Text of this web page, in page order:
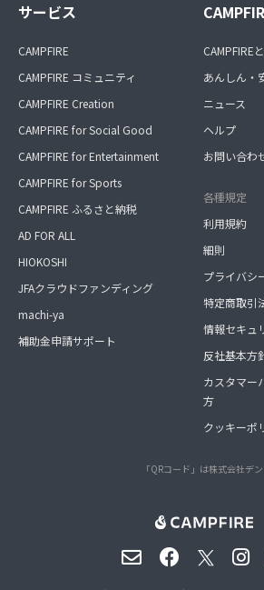
サービス
CAMPFIRE
CAMPFIRE コミュニティ
CAMPFIRE Creation
CAMPFIRE for Social Good
CAMPFIRE for Entertainment
CAMPFIRE for Sports
CAMPFIRE ふるさと納税
AD FOR ALL
HIOKOSHI
JFAクラウドファンディング
machi-ya
補助金申請サポート
CAMPFIRE
あんしん・
ニュース
ヘルプ
お問い合わ
各種規定
利用規約
細則
プライバシ
特定商取引
情報セキュ
反社基本方
カスタマー
方
クッキーポ
「QRコード」は株式会社デ